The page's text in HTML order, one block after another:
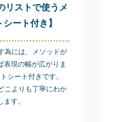
リストで使うメ
ート付き】
為には、メソッドが
表現の幅が広がりま
シート付きです。
こよりも丁寧にわか
ます。